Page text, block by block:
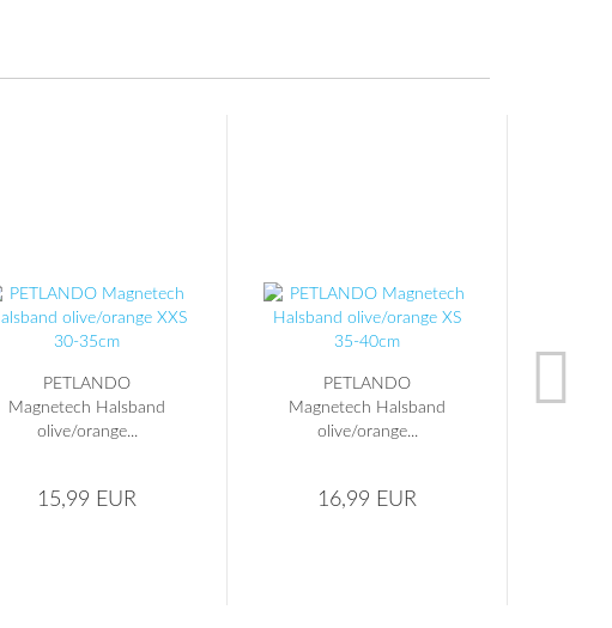
PETLANDO
Magnetech Halsband
olive/orange...
15,99 EUR
PETLANDO
Magnetech Halsband
olive/orange...
16,99 EUR